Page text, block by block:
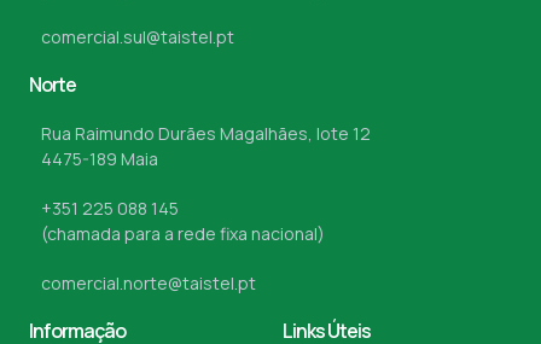
comercial.sul@taistel.pt
Norte
Rua Raimundo Durães Magalhães, lote 12
4475-189 Maia
+351 225 088 145
(chamada para a rede fixa nacional)
comercial.norte@taistel.pt
Informação Links Úteis